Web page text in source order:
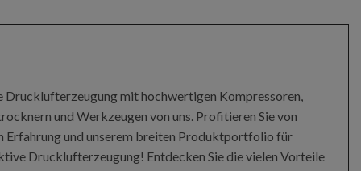
Drucklufterzeugung mit hochwertigen Kompressoren,
und Werkzeugen von uns. Profitieren Sie von
Erfahrung und unserem breiten Produktportfolio für
Drucklufterzeugung! Entdecken Sie die vielen Vorteile